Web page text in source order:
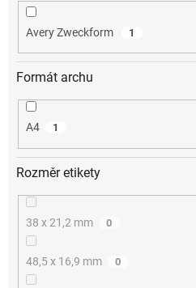
Avery Zweckform 1
Formát archu
A4 1
Rozměr etikety
38 x 21,2 mm 0
48,5 x 16,9 mm 0